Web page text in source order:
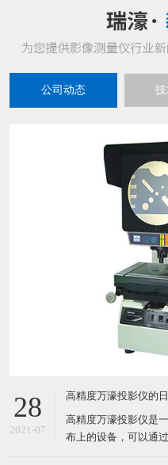
公司动态
28
2021-07
高精度万濠投影仪的
高精度万濠投影仪是
布上的设备，可以通